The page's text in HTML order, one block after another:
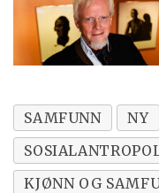
SAMFUNN NY
KJØNN OG